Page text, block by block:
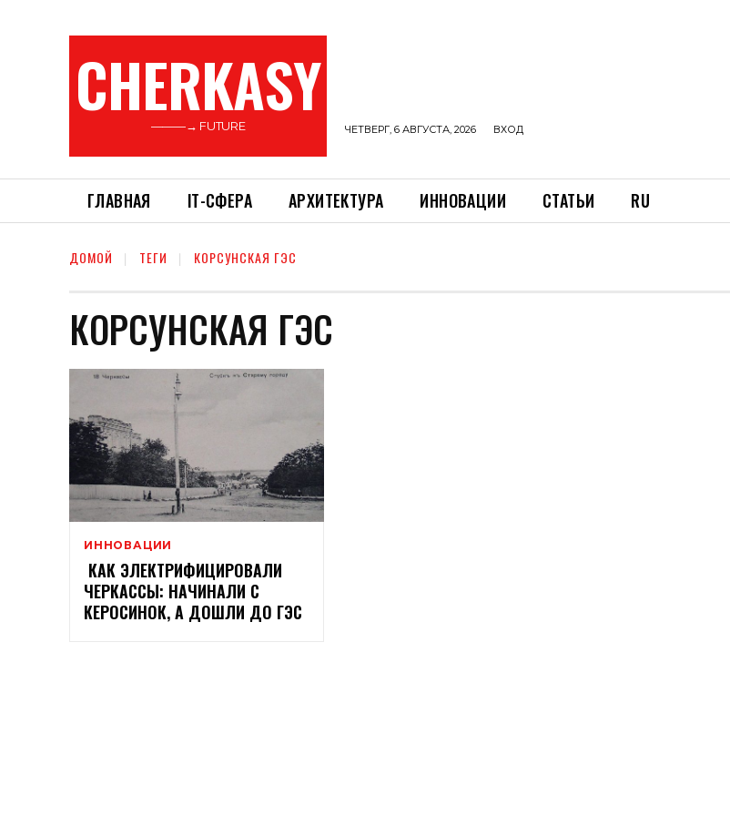
CHERKASY
———→ FUTURE ЧЕТВЕРГ, 6 АВГУСТА, 2026 ВХОД
ГЛАВНАЯ ІТ-СФЕРА АРХИТЕКТУРА ИННОВАЦИИ СТАТЬИ RU
ДОМОЙ ТЕГИ КОРСУНСКАЯ ГЭС
КОРСУНСКАЯ ГЭС
ИННОВАЦИИ
КАК ЭЛЕКТРИФИЦИРОВАЛИ
ЧЕРКАССЫ: НАЧИНАЛИ С
КЕРОСИНОК, А ДОШЛИ ДО ГЭС